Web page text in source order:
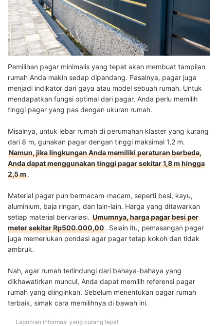
Pemilihan pagar minimalis yang tepat akan membuat tampilan
rumah Anda makin sedap dipandang. Pasalnya, pagar juga
menjadi indikator dari gaya atau model sebuah rumah. Untuk
mendapatkan fungsi optimal dari pagar, Anda perlu memilih
tinggi pagar yang pas dengan ukuran rumah.
Misalnya, untuk lebar rumah di perumahan klaster yang kurang
dari 8 m, gunakan pagar dengan tinggi maksimal 1,2 m.
Namun, jika lingkungan Anda memiliki peraturan berbeda,
Anda dapat menggunakan tinggi pagar sekitar 1,8 m hingga
2,5 m.
Material pagar pun bermacam-macam, seperti besi, kayu,
aluminium, baja ringan, dan lain-lain. Harga yang ditawarkan
setiap material bervariasi. Umumnya, harga pagar besi per
meter sekitar Rp500.000,00. Selain itu, pemasangan pagar
juga memerlukan pondasi agar pagar tetap kokoh dan tidak
ambruk.
Nah, agar rumah terlindungi dari bahaya-bahaya yang
dikhawatirkan muncul, Anda dapat memilih referensi pagar
rumah yang diinginkan. Sebelum menentukan pagar rumah
terbaik, simak cara memilihnya di bawah ini.
Laporkan informasi yang kurang tepat